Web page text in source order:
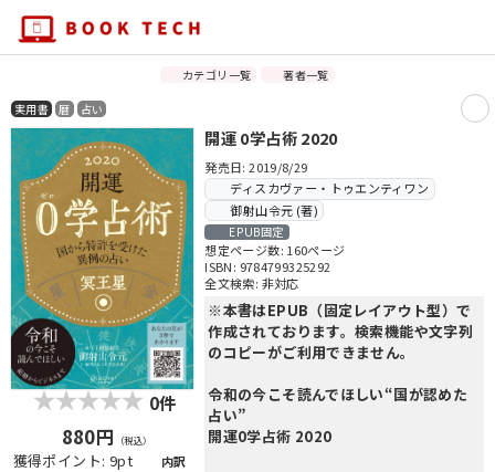
カテゴリ一覧 著者一覧
実用書 暦 占い
0件
880円 （税込）
獲得ポイント: 9pt 内訳
開運 0学占術 2020
発売日: 2019/8/29
ディスカヴァー・トゥエンティワン
御射山令元 (著)
EPUB固定
想定ページ数: 160ページ
ISBN: 9784799325292
全文検索: 非対応
※本書はEPUB（固定レイアウト型）で
作成されております。検索機能や文字列
のコピーがご利用できません。
令和の今こそ読んでほしい“国が認めた
占い”
開運0学占術 2020